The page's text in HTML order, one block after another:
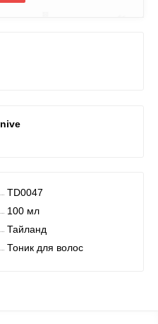
TD0047
100 мл
Тайланд
Тоник для волос